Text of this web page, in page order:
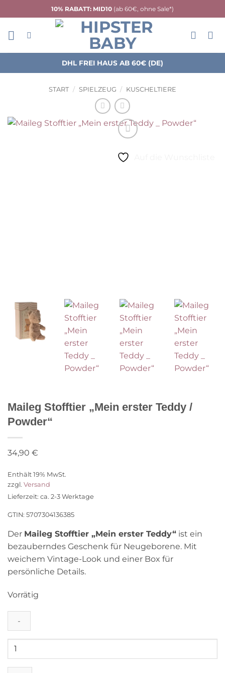
Inhalt
springen
10% RABATT: MID10 (ab 60€, ohne Sale*)
DHL FREI HAUS AB 60€ (DE)
START / SPIELZEUG / KUSCHELTIERE
Maileg Stofftier „Mein erster Teddy /
Powder“
34,90 €
Enthält 19% MwSt.
zzgl. Versand
Lieferzeit: ca. 2-3 Werktage
GTIN: 5707304136385
Der Maileg Stofftier „Mein erster Teddy“ ist ein
bezauberndes Geschenk für Neugeborene. Mit
weichem Vintage-Look und einer Box für
persönliche Details.
Vorrätig
Maileg
„Mein